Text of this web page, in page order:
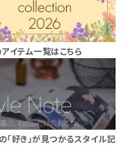
イテム一覧はこちら
「好き」が見つかるスタイル記